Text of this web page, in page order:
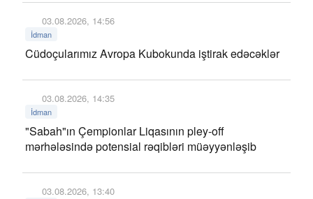
03.08.2026, 14:56
İdman
Cüdoçularımız Avropa Kubokunda iştirak edəcəklər
03.08.2026, 14:35
İdman
"Sabah"ın Çempionlar Liqasının pley-off
mərhələsində potensial rəqibləri müəyyənləşib
03.08.2026, 13:40